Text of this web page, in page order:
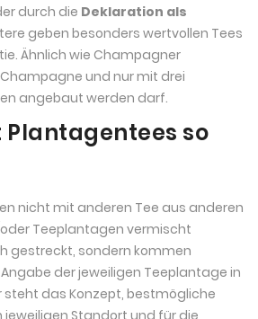
durch die Deklaration als
geben besonders wertvollen Tees
Ähnlich wie Champagner
und nur mit drei
angebaut werden darf.
so
nicht mit anderen Tee aus anderen
Teeplantagen vermischt
gestreckt, sondern kommen
der jeweiligen Teeplantage in
steht das Konzept, bestmögliche
Standort und für die